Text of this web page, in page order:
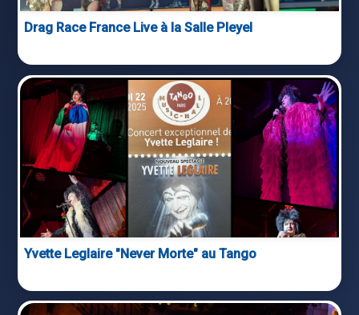
Drag Race France Live à la Salle Pleyel
Yvette Leglaire "Never Morte" au Tango